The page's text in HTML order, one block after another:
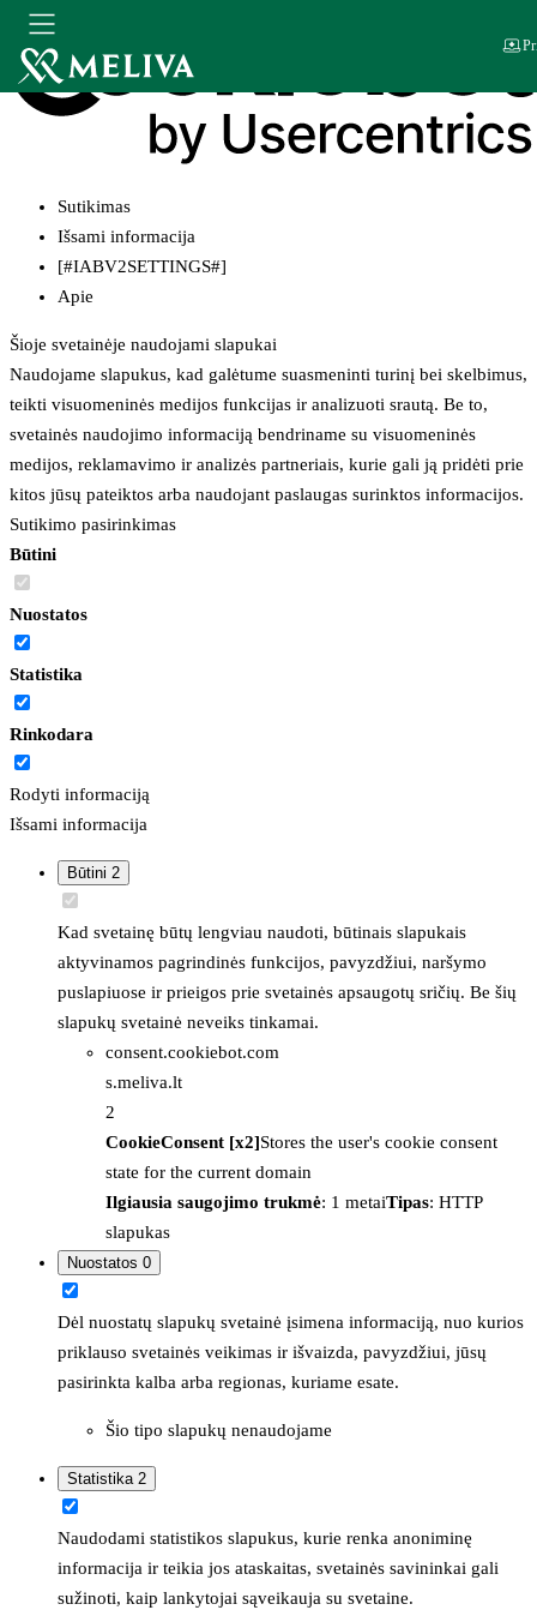
Sutikimas
Išsami informacija
[#IABV2SETTINGS#]
Apie
Šioje svetainėje naudojami slapukai
Naudojame slapukus, kad galėtume suasmeninti turinį bei skelbimus,
teikti visuomeninės medijos funkcijas ir analizuoti srautą. Be to,
svetainės naudojimo informaciją bendriname su visuomeninės
medijos, reklamavimo ir analizės partneriais, kurie gali ją pridėti prie
kitos jūsų pateiktos arba naudojant paslaugas surinktos informacijos.
Sutikimo pasirinkimas
Būtini
Nuostatos
Statistika
Rinkodara
Rodyti informaciją
Išsami informacija
Būtini 2
Kad svetainę būtų lengviau naudoti, būtinais slapukais
aktyvinamos pagrindinės funkcijos, pavyzdžiui, naršymo
puslapiuose ir prieigos prie svetainės apsaugotų sričių. Be šių
slapukų svetainė neveiks tinkamai.
consent.cookiebot.com
s.meliva.lt
2
CookieConsent [x2]Stores the user's cookie consent
state for the current domain
Ilgiausia saugojimo trukmė: 1 metaiTipas: HTTP
slapukas
Nuostatos 0
Dėl nuostatų slapukų svetainė įsimena informaciją, nuo kurios
priklauso svetainės veikimas ir išvaizda, pavyzdžiui, jūsų
pasirinkta kalba arba regionas, kuriame esate.
Šio tipo slapukų nenaudojame
Statistika 2
Naudodami statistikos slapukus, kurie renka anoniminę
informacija ir teikia jos ataskaitas, svetainės savininkai gali
sužinoti, kaip lankytojai sąveikauja su svetaine.